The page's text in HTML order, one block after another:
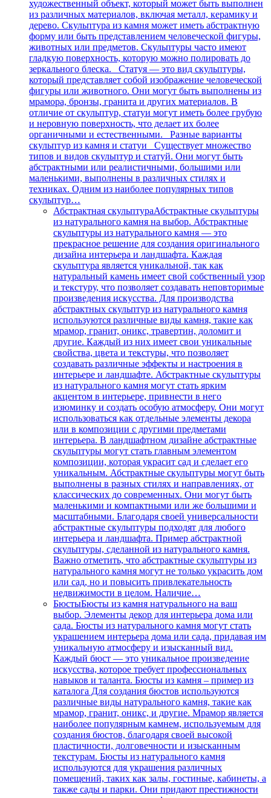
художественный объект, который может быть выполнен
из различных материалов, включая металл, керамику и
дерево. Скульптура из камня может иметь абстрактную
форму или быть представлением человеческой фигуры,
животных или предметов. Скульптуры часто имеют
гладкую поверхность, которую можно полировать до
зеркального блеска. Статуя — это вид скульптуры,
который представляет собой изображение человеческой
фигуры или животного. Они могут быть выполнены из
мрамора, бронзы, гранита и других материалов. В
отличие от скульптур, статуи могут иметь более грубую
и неровную поверхность, что делает их более
органичными и естественными. Разные варианты
скульптур из камня и статуи Существует множество
типов и видов скульптур и статуй. Они могут быть
абстрактными или реалистичными, большими или
маленькими, выполнены в различных стилях и
техниках. Одним из наиболее популярных типов
скульптур…
Абстрактная скульптураАбстрактные скульптуры
из натурального камня на выбор. Абстрактные
скульптуры из натурального камня — это
прекрасное решение для создания оригинального
дизайна интерьера и ландшафта. Каждая
скульптура является уникальной, так как
натуральный камень имеет свой собственный узор
и текстуру, что позволяет создавать неповторимые
произведения искусства. Для производства
абстрактных скульптур из натурального камня
используются различные виды камня, такие как
мрамор, гранит, оникс, травертин, доломит и
другие. Каждый из них имеет свои уникальные
свойства, цвета и текстуры, что позволяет
создавать различные эффекты и настроения в
интерьере и ландшафте. Абстрактные скульптуры
из натурального камня могут стать ярким
акцентом в интерьере, привнести в него
изюминку и создать особую атмосферу. Они могут
использоваться как отдельные элементы декора
или в композиции с другими предметами
интерьера. В ландшафтном дизайне абстрактные
скульптуры могут стать главным элементом
композиции, которая украсит сад и сделает его
уникальным. Абстрактные скульптуры могут быть
выполнены в разных стилях и направлениях, от
классических до современных. Они могут быть
маленькими и компактными или же большими и
масштабными. Благодаря своей универсальности
абстрактные скульптуры подходят для любого
интерьера и ландшафта. Пример абстрактной
скульптуры, сделанной из натурального камня.
Важно отметить, что абстрактные скульптуры из
натурального камня могут не только украсить дом
или сад, но и повысить привлекательность
недвижимости в целом. Наличие…
БюстыБюсты из камня натурального на ваш
выбор. Элементы декор для интерьера дома или
сада. Бюсты из натурального камня могут стать
украшением интерьера дома или сада, придавая им
уникальную атмосферу и изысканный вид.
Каждый бюст — это уникальное произведение
искусства, которое требует профессиональных
навыков и таланта. Бюсты из камня – пример из
каталога Для создания бюстов используются
различные виды натурального камня, такие как
мрамор, гранит, оникс, и другие. Мрамор является
наиболее популярным камнем, используемым для
создания бюстов, благодаря своей высокой
пластичности, долговечности и изысканным
текстурам. Бюсты из натурального камня
используются для украшения различных
помещений, таких как залы, гостиные, кабинеты, а
также сады и парки. Они придают престижности